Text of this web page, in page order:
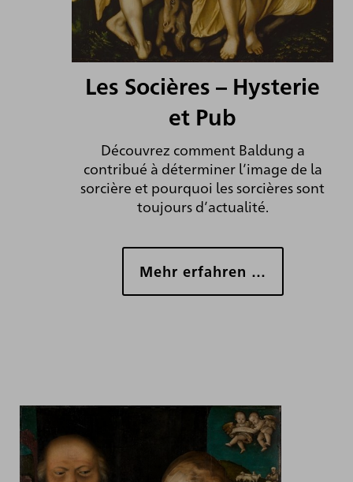
Les Socières – Hysterie
et Pub
Découvrez comment Baldung a
contribué à déterminer l’image de la
sorcière et pourquoi les sorcières sont
toujours d’actualité.
Mehr erfahren …